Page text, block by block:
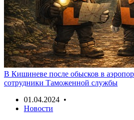
В Кишиневе после обысков в
сотрудники Таможенной службы
01.04.2024 •
Новости